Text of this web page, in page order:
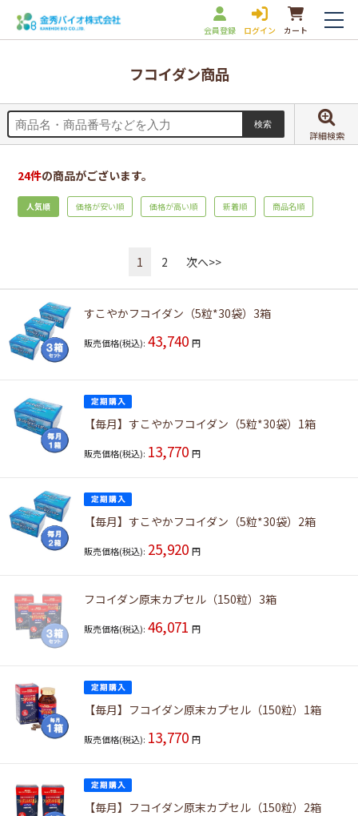
会員登録 ログイン カート
フコイダン商品
詳細検索
24件の商品がございます。
人気順 価格が安い順 価格が高い順 新着順 商品名順
1 2 次へ>>
すこやかフコイダン（5粒*30袋）3箱
販売価格(税込): 43,740 円
【毎月】すこやかフコイダン（5粒*30袋）1箱
販売価格(税込): 13,770 円
【毎月】すこやかフコイダン（5粒*30袋）2箱
販売価格(税込): 25,920 円
フコイダン原末カプセル（150粒）3箱
販売価格(税込): 46,071 円
【毎月】フコイダン原末カプセル（150粒）1箱
販売価格(税込): 13,770 円
【毎月】フコイダン原末カプセル（150粒）2箱